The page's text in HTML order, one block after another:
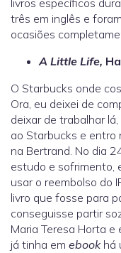
livros específicos
três em inglês e
ocasiões
A Little Life,
O Starbucks onde
Ora, eu deixei de
deixar de trabalhar
ao Starbucks e entro
na Bertrand. No dia
estudo e sofrimento,
usar o reembolso do
livro que fosse para
conseguisse partir
Maria Teresa Horta e
já tinha em ebookhá